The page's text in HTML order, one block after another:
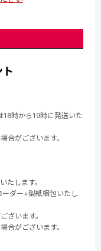
時から19時に発送いた
合がございます。
たします。
ダー+型紙梱包いたし
ざいます。
合がございます。